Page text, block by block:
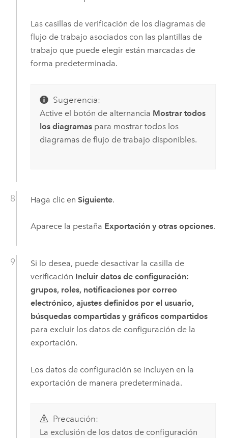
Las casillas de verificación de los diagramas de
flujo de trabajo asociados con las plantillas de
trabajo que puede elegir están marcadas de
forma predeterminada.
Sugerencia:
Active el botón de alternancia Mostrar todos
los diagramaspara mostrar todos los
diagramas de flujo de trabajo disponibles.
Haga clic en Siguiente.
Aparece la pestaña Exportación y otras opciones.
Si lo desea, puede desactivar la casilla de
verificación Incluir datos de configuración:
grupos, roles, notificaciones por correo
electrónico, ajustes definidos por el usuario,
búsquedas compartidas y gráficos compartidos
para excluir los datos de configuración de la
exportación.
Los datos de configuración se incluyen en la
exportación de manera predeterminada.
Precaución:
La exclusión de los datos de configuración